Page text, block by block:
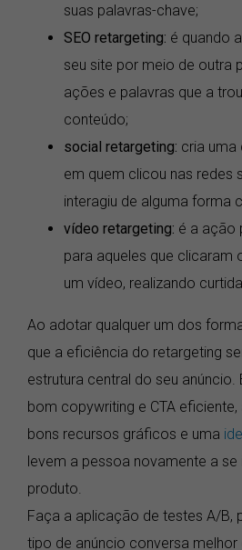
suas palavras-chave;
SEO retargeting: é quando
seu site por meio de outra
ações e palavras que a
conteúdo;
social retargeting: cria uma
em quem clicou nas redes
interagiu de alguma forma
vídeo retargeting: é a ação
para aqueles que clicaram
um vídeo, realizando
Ao adotar qualquer um dos
que a eficiência do retargeting
estrutura central do seu anúncio.
bom copywriting e CTA
bons recursos gráficos e uma
levem a pessoa novamente a se
produto.
Faça a aplicação de testes A/B,
tipo de anúncio conversa